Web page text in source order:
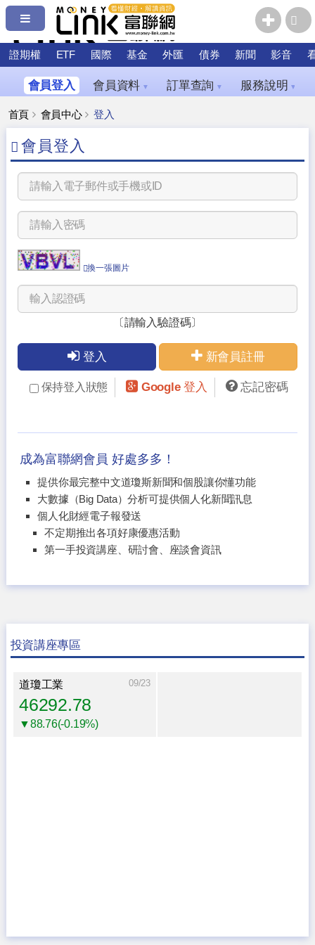
證期權 ETF 國際 基金 外匯 債券 新聞 影音
會員登入 會員資料 ▼ 訂單查詢 ▼ 服務說明 ▼
首頁 會員中心 登入
會員登入
換一張圖片
〔請輸入驗證碼〕
登入 新會員註冊
保持登入狀態 Google 登入 忘記密碼
成為富聯網會員 好處多多！
提供你最完整中文道瓊斯新聞和個股讓你懂功能
大數據（Big Data）分析可提供個人化新聞訊息
個人化財經電子報發送
不定期推出各項好康優惠活動
第一手投資講座、研討會、座談會資訊
投資講座專區
道瓊工業 09/23
46292.78
▼88.76(-0.19%)